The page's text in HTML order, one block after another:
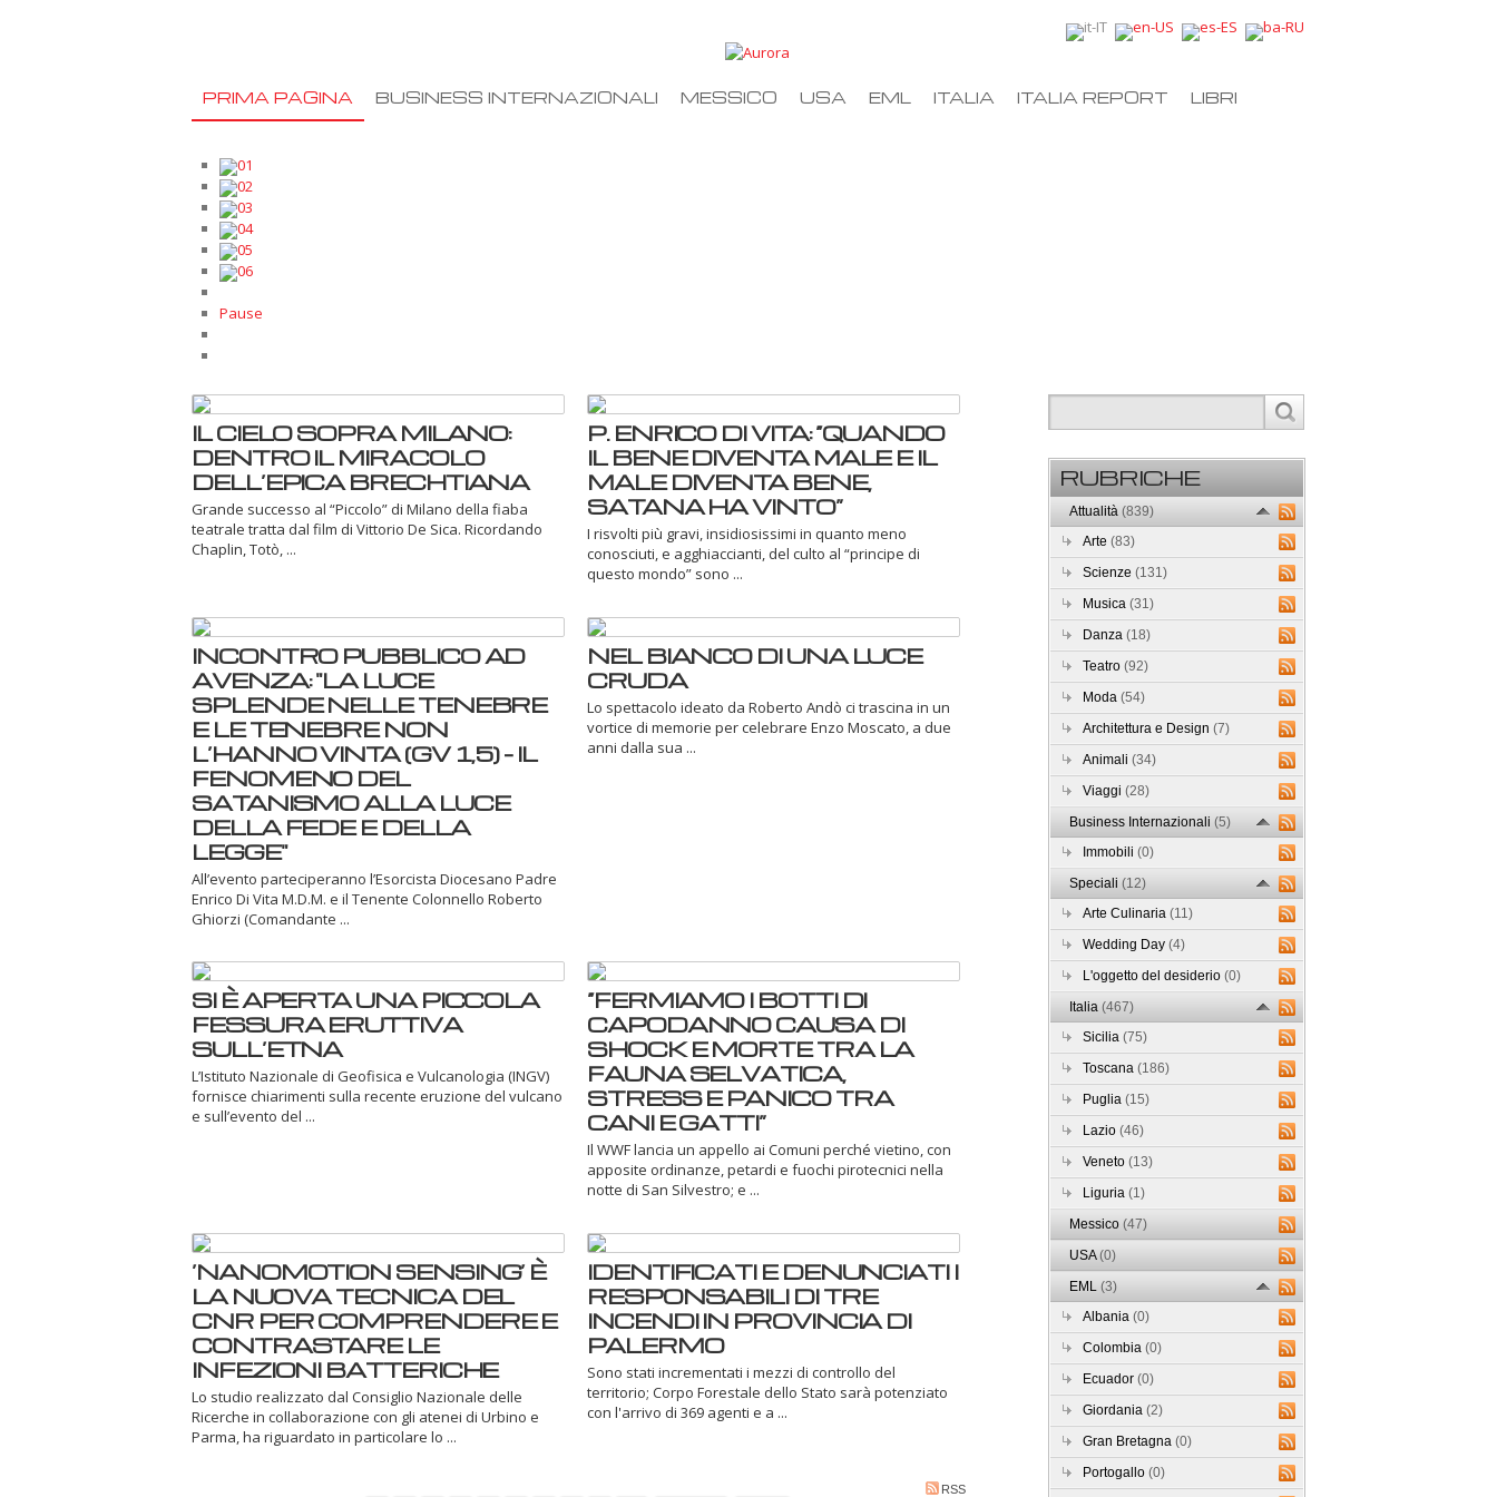
PRIMA PAGINA BUSINESS INTERNAZIONALI MESSICO USA EML ITALIA ITALIA REPORT LIBRI
01
02
03
04
05
06
Pause
IL CIELO SOPRA MILANO:
DENTRO IL MIRACOLO
DELL’EPICA BRECHTIANA
Grande successo al “Piccolo” di Milano della fiaba
teatrale tratta dal film di Vittorio De Sica. Ricordando
Chaplin, Totò, ...
P. ENRICO DI VITA: “QUANDO
IL BENE DIVENTA MALE E IL
MALE DIVENTA BENE,
SATANA HA VINTO”
I risvolti più gravi, insidiosissimi in quanto meno
conosciuti, e agghiaccianti, del culto al “principe di
questo mondo” sono ...
INCONTRO PUBBLICO AD
AVENZA: "LA LUCE
SPLENDE NELLE TENEBRE
E LE TENEBRE NON
L’HANNO VINTA (GV 1,5) - IL
FENOMENO DEL
SATANISMO ALLA LUCE
DELLA FEDE E DELLA
LEGGE"
All’evento parteciperanno l’Esorcista Diocesano Padre
Enrico Di Vita M.D.M. e il Tenente Colonnello Roberto
Ghiorzi (Comandante ...
NEL BIANCO DI UNA LUCE
CRUDA
Lo spettacolo ideato da Roberto Andò ci trascina in un
vortice di memorie per celebrare Enzo Moscato, a due
anni dalla sua ...
SI È APERTA UNA PICCOLA
FESSURA ERUTTIVA
SULL’ETNA
L’Istituto Nazionale di Geofisica e Vulcanologia (INGV)
fornisce chiarimenti sulla recente eruzione del vulcano
e sull’evento del ...
“FERMIAMO I BOTTI DI
CAPODANNO CAUSA DI
SHOCK E MORTE TRA LA
FAUNA SELVATICA,
STRESS E PANICO TRA
CANI E GATTI”
Il WWF lancia un appello ai Comuni perché vietino, con
apposite ordinanze, petardi e fuochi pirotecnici nella
notte di San Silvestro; e ...
‘NANOMOTION SENSING’ È
LA NUOVA TECNICA DEL
CNR PER COMPRENDERE E
CONTRASTARE LE
INFEZIONI BATTERICHE
Lo studio realizzato dal Consiglio Nazionale delle
Ricerche in collaborazione con gli atenei di Urbino e
Parma, ha riguardato in particolare lo ...
IDENTIFICATI E DENUNCIATI I
RESPONSABILI DI TRE
INCENDI IN PROVINCIA DI
PALERMO
Sono stati incrementati i mezzi di controllo del
territorio; Corpo Forestale dello Stato sarà potenziato
con l'arrivo di 369 agenti e a ...
RSS
RUBRICHE
Attualità(839)
Arte(83)
Scienze(131)
Musica(31)
Danza(18)
Teatro(92)
Moda(54)
Architettura e Design(7)
Animali(34)
Viaggi(28)
Business Internazionali(5)
Immobili(0)
Speciali(12)
Arte Culinaria(11)
Wedding Day(4)
L'oggetto del desiderio(0)
Italia(467)
Sicilia(75)
Toscana(186)
Puglia(15)
Lazio(46)
Veneto(13)
Liguria(1)
Messico(47)
USA(0)
EML(3)
Albania(0)
Colombia(0)
Ecuador(0)
Giordania(2)
Gran Bretagna(0)
Portogallo(0)